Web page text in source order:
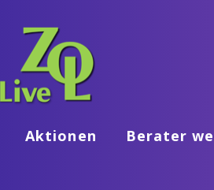
Aktionen Berater